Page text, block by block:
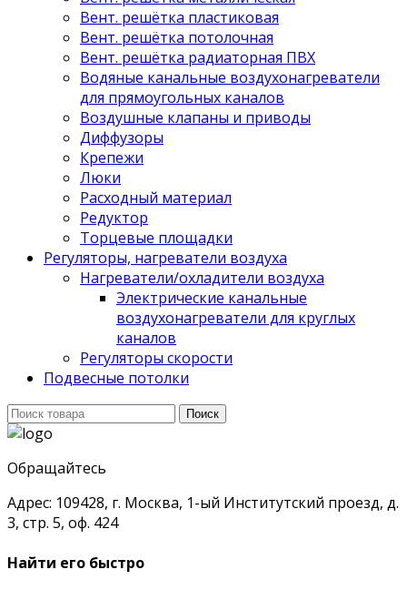
Вент. решётка пластиковая
Вент. решётка потолочная
Вент. решётка радиаторная ПВХ
Водяные канальные воздухонагреватели
для прямоугольных каналов
Воздушные клапаны и приводы
Диффузоры
Крепежи
Люки
Расходный материал
Редуктор
Торцевые площадки
Регуляторы, нагреватели воздуха
Нагреватели/охладители воздуха
Электрические канальные
воздухонагреватели для круглых
каналов
Регуляторы скорости
Подвесные потолки
Поиск
для:
Поиск
Обращайтесь
Адрес: 109428, г. Москва, 1-ый Институтский проезд, д.
3, стр. 5, оф. 424
Найти его быстро